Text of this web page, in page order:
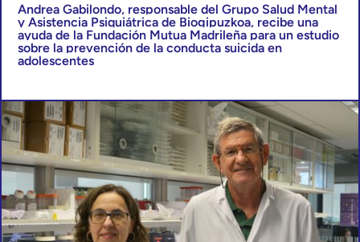
Andrea Gabilondo, responsable del Grupo Salud Mental
y Asistencia Psiquiátrica de Biogipuzkoa, recibe una
ayuda de la Fundación Mutua Madrileña para un estudio
sobre la prevención de la conducta suicida en
adolescentes